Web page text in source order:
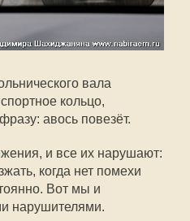
вала
кольцо,
авось повезёт.
и все их нарушают:
когда нет помехи
Вот мы и
нарушителями.